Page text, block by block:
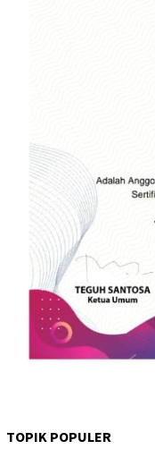
TOPIK POPULER